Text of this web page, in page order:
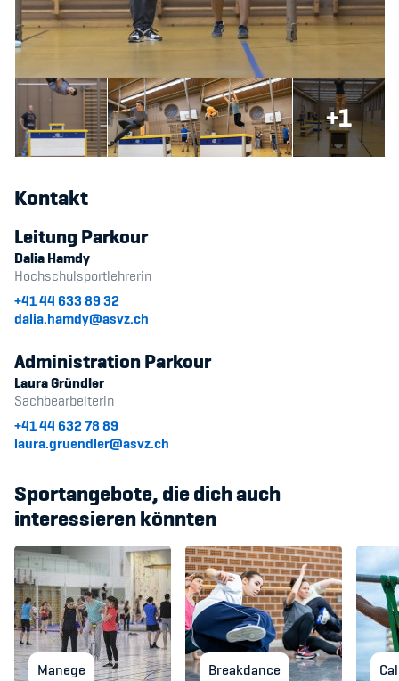
Sponsoren und Partner
Netzwerk
+1
Kontakt
Leitung Parkour
Dalia Hamdy
Hochschulsportlehrerin
+41 44 633 89 32
dalia.hamdy@asvz.ch
Administration Parkour
Laura Gründler
Sachbearbeiterin
+41 44 632 78 89
laura.gruendler@asvz.ch
Sportangebote, die dich auch
interessieren könnten
Manege Breakdance